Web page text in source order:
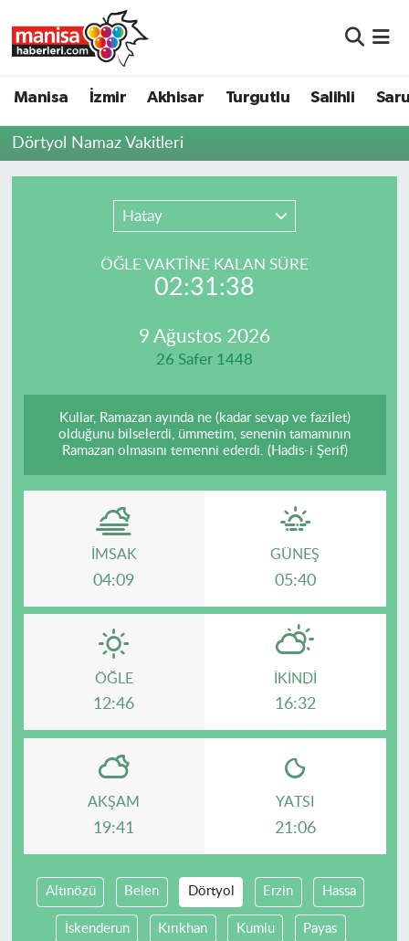
Manisa İzmir Akhisar Turgutlu Salihli
Dörtyol Namaz Vakitleri
Hatay
ÖĞLE VAKTİNE KALAN SÜRE
02:31:38
9 Ağustos 2026
26 Safer 1448
Kullar, Ramazan ayında ne (kadar sevap ve fazilet)
olduğunu bilselerdi, ümmetim, senenin tamamının
Ramazan olmasını temenni ederdi. (Hadis-i Şerif)
İMSAK
04:09
GÜNEŞ
05:40
ÖĞLE
12:46
İKINDI
16:32
AKŞAM
19:41
YATSI
21:06
Altınözü Belen Dörtyol Erzin Hassa
İskenderun Kırıkhan Kumlu Payas
Akhisar
Resmi İlanlar
Manisa Nöbetçi Eczaneler
Manisa Namaz Vakitleri
Manisa Trafik Yoğunluk Haritası
Süper Lig Puan Durumu ve Fikstür
Son Dakika Haberleri
Haber Arşivi